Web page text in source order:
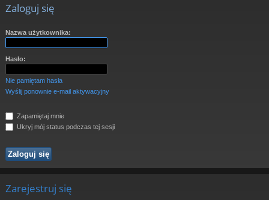
Zaloguj się
Nazwa użytkownika:
Hasło:
Nie pamiętam hasła
Wyślij ponownie e-mail aktywacyjny
Zapamiętaj mnie
Ukryj mój status podczas tej sesji
Zarejestruj się